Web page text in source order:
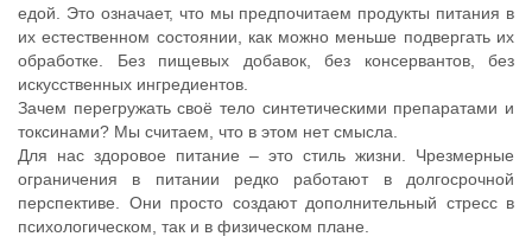
едой. Это означает, что мы предпочитаем продукты питания в
их естественном состоянии, как можно меньше подвергать их
обработке. Без пищевых добавок, без консервантов, без
искусственных ингредиентов.
Зачем перегружать своё тело синтетическими препаратами и
токсинами? Мы считаем, что в этом нет смысла.
Для нас здоровое питание – это стиль жизни. Чрезмерные
ограничения в питании редко работают в долгосрочной
перспективе. Они просто создают дополнительный стресс в
психологическом, так и в физическом плане.